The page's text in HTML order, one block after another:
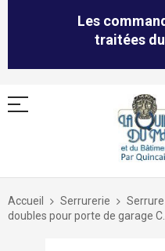
Les
traitées
Allez
contenu
Accueil Serrurerie
doubles pour porte de garage